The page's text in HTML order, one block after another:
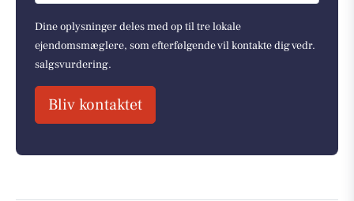
Dine oplysninger deles med op til tre lokale
ejendomsmæglere, som efterfølgende vil kontakte dig vedr.
salgsvurdering.
Bliv kontaktet